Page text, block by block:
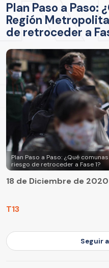
Plan Paso a Paso:
Región
de retroceder a
Plan Paso a Paso: ¿Qué
riesgo de retroceder a Fase 1?
T13
18 de Diciembre de 2020
Seguir